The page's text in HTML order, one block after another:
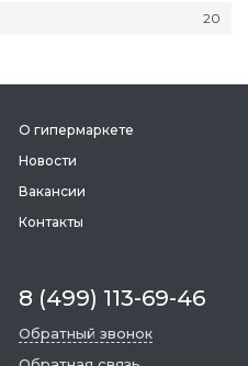
20
О гипермаркете
Новости
Вакансии
Контакты
8 (499) 113-69-46
Обратный звонок
Нижний Новгород
Новокузнецк
Новороссийск
Оренбург
Орёл
Рязань